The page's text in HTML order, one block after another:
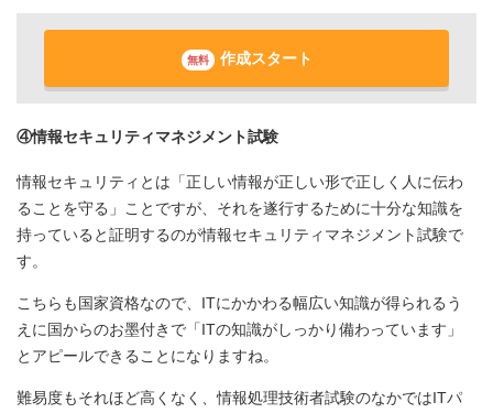
無料 作成スタート
④情報セキュリティマネジメント試験
情報セキュリティとは「正しい情報が正しい形で正しく人に伝わ
ることを守る」ことですが、それを遂行するために十分な知識を
持っていると証明するのが情報セキュリティマネジメント試験で
す。
こちらも国家資格なので、ITにかかわる幅広い知識が得られるう
えに国からのお墨付きで「ITの知識がしっかり備わっています」
とアピールできることになりますね。
難易度もそれほど高くなく、情報処理技術者試験のなかではITパ